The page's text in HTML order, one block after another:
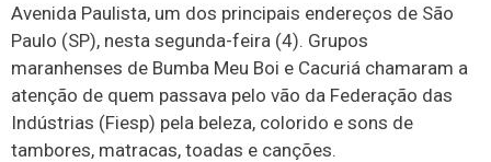
Avenida Paulista, um dos principais endereços de São
Paulo (SP), nesta segunda-feira (4). Grupos
maranhenses de Bumba Meu Boi e Cacuriá chamaram a
atenção de quem passava pelo vão da Federação das
Indústrias (Fiesp) pela beleza, colorido e sons de
tambores, matracas, toadas e canções.